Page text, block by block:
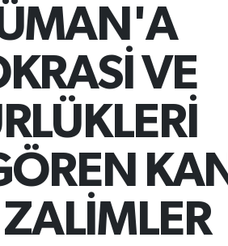
VE
KAN